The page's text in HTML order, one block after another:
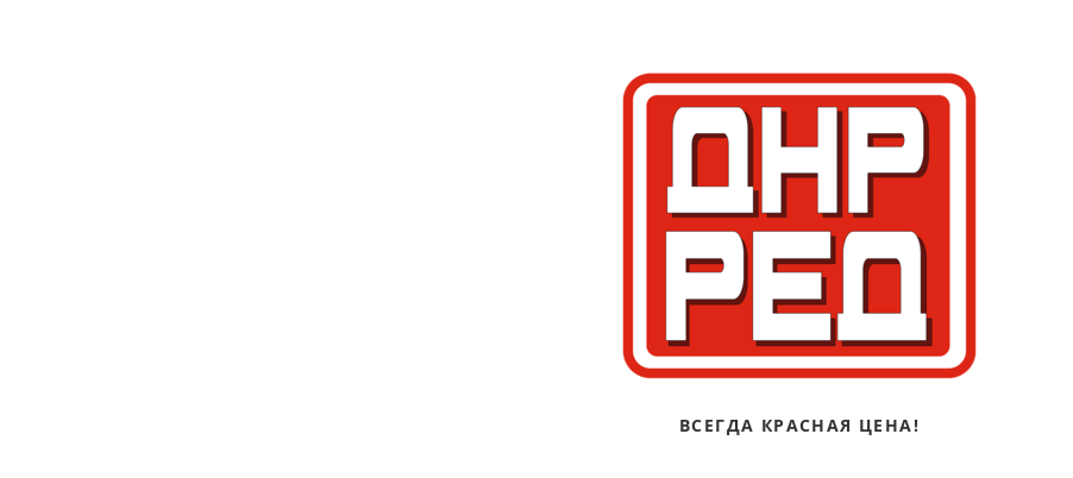
ВСЕГДА КРАСНАЯ ЦЕНА!